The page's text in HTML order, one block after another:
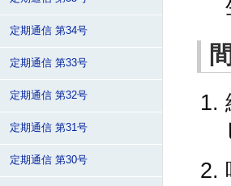
定期通信 第34号
定期通信 第33号
定期通信 第32号
定期通信 第31号
定期通信 第30号